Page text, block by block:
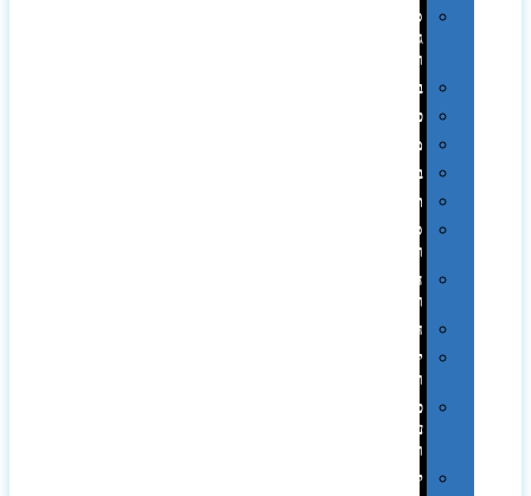
סוללות
גיבוי
ומטענים
ביגוד
כובעים
מגבות
בקבוקים
תרמי
ספלים
וכוסות
הוקרה
ואומנות
חגים
יין
ומארזים
כלי
עבודה
ופנסים
למטבח